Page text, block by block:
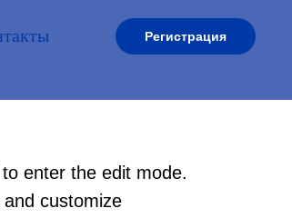
Регистрация
enter the edit mode.
customize